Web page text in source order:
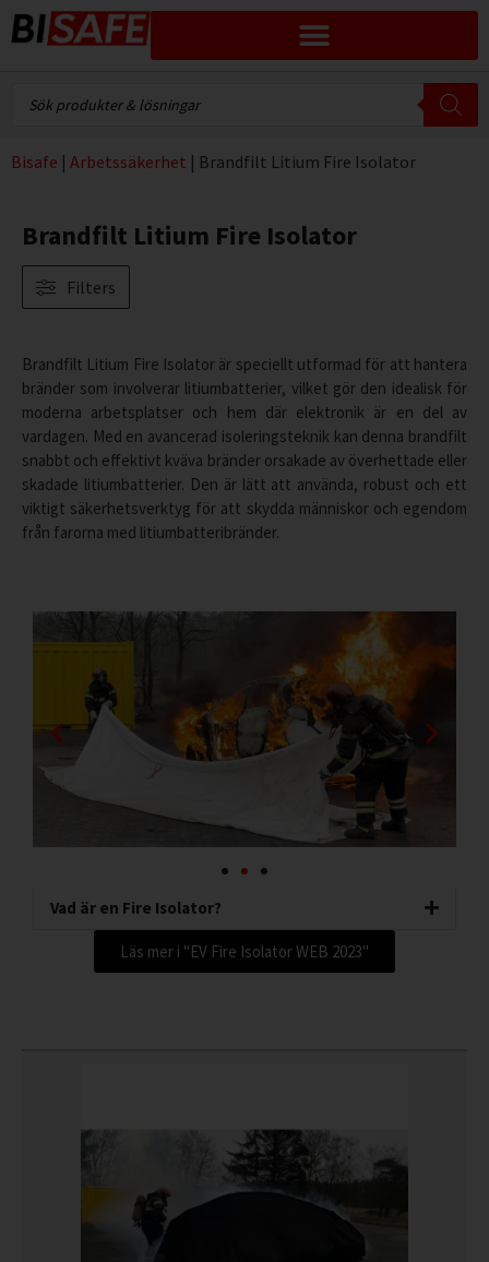
Bisafe | Arbetssäkerhet | Brandfilt Litium Fire Isolator
Brandfilt Litium Fire Isolator
Filters
Brandfilt Litium Fire Isolator är speciellt utformad för att hantera
bränder som involverar litiumbatterier, vilket gör den idealisk för
moderna arbetsplatser och hem där elektronik är en del av
vardagen. Med en avancerad isoleringsteknik kan denna brandfilt
snabbt och effektivt kväva bränder orsakade av överhettade eller
skadade litiumbatterier. Den är lätt att använda, robust och ett
viktigt säkerhetsverktyg för att skydda människor och egendom
från farorna med litiumbatteribränder.
Vad är en Fire Isolator?
Läs mer i "EV Fire Isolator WEB 2023"